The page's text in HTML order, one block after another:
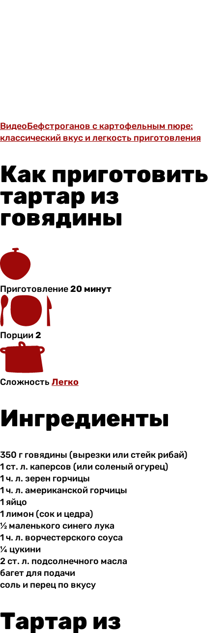
ВидеоБефстроганов с картофельным пюре:
классический вкус и легкость приготовления
Как приготовить
тартар из
говядины
Приготовление20 минут
Порции2
Сложность Легко
Ингредиенты
350 г говядины (вырезки или стейк рибай)
1 ст. л. каперсов (или соленый огурец)
1 ч. л. зерен горчицы
1 ч. л. американской горчицы
1 яйцо
1 лимон (сок и цедра)
½ маленького синего лука
1 ч. л. ворчестерского соуса
¼ цукини
2 ст. л. подсолнечного масла
багет для подачи
соль и перец по вкусу
Тартар из